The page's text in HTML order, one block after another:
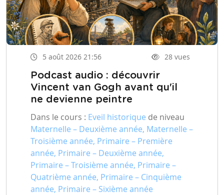
5 août 2026 21:56 28 vues
Podcast audio : découvrir
Vincent van Gogh avant qu'il
ne devienne peintre
Dans le cours : Eveil historique de niveau
Maternelle – Deuxième année, Maternelle –
Troisième année, Primaire – Première
année, Primaire – Deuxième année,
Primaire – Troisième année, Primaire –
Quatrième année, Primaire – Cinquième
année, Primaire – Sixième année